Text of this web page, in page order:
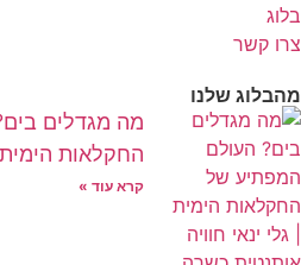
בלוג
צרו קשר
מהבלוג שלנו
מה מגדלים
החקלאות הימית
קרא עוד »